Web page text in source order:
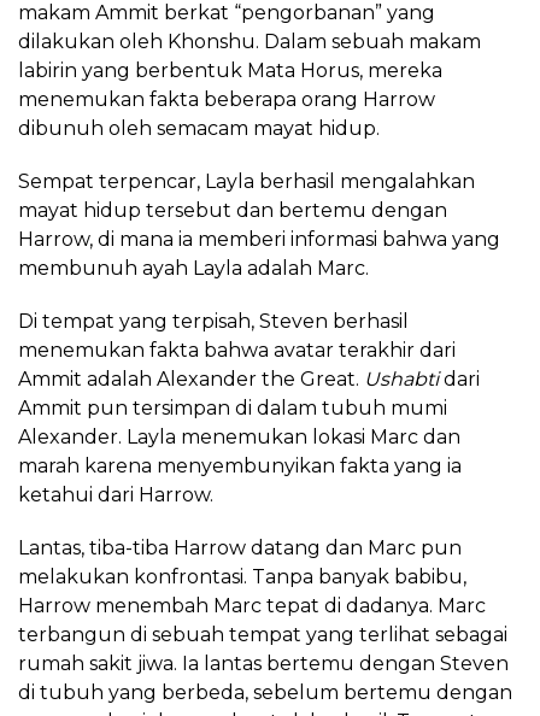
makam Ammit berkat “pengorbanan” yang
dilakukan oleh Khonshu. Dalam sebuah makam
labirin yang berbentuk Mata Horus, mereka
menemukan fakta beberapa orang Harrow
dibunuh oleh semacam mayat hidup.
Sempat terpencar, Layla berhasil mengalahkan
mayat hidup tersebut dan bertemu dengan
Harrow, di mana ia memberi informasi bahwa yang
membunuh ayah Layla adalah Marc.
Di tempat yang terpisah, Steven berhasil
menemukan fakta bahwa avatar terakhir dari
Ammit adalah Alexander the Great. Ushabtidari
Ammit pun tersimpan di dalam tubuh mumi
Alexander. Layla menemukan lokasi Marc dan
marah karena menyembunyikan fakta yang ia
ketahui dari Harrow.
Lantas, tiba-tiba Harrow datang dan Marc pun
melakukan konfrontasi. Tanpa banyak babibu,
Harrow menembah Marc tepat di dadanya. Marc
terbangun di sebuah tempat yang terlihat sebagai
rumah sakit jiwa. Ia lantas bertemu dengan Steven
di tubuh yang berbeda, sebelum bertemu dengan